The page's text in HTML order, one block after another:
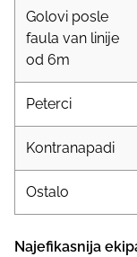
Golovi posle
faula van linije
od 6m
Peterci
Kontranapadi
Ostalo
Najefikasnija